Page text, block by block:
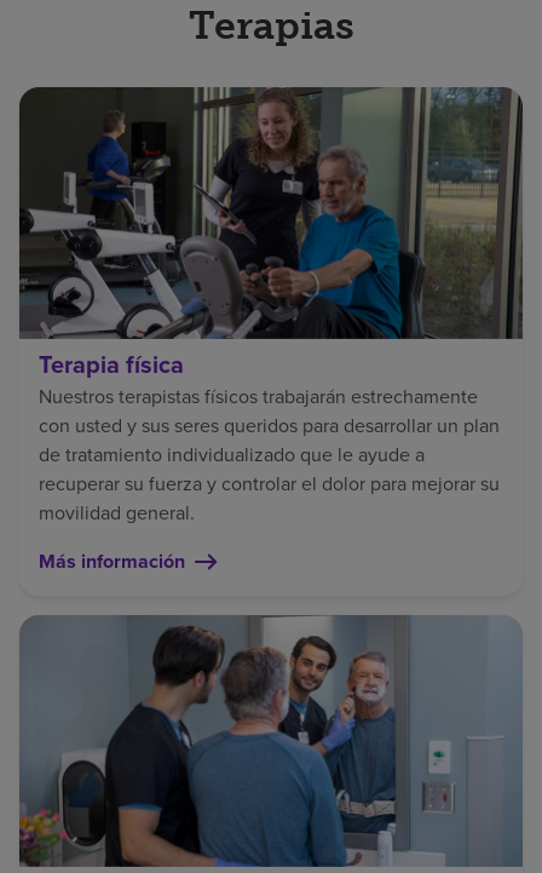
Terapias
Terapia física
Nuestros terapistas físicos trabajarán estrechamente
con usted y sus seres queridos para desarrollar un plan
de tratamiento individualizado que le ayude a
recuperar su fuerza y controlar el dolor para mejorar su
movilidad general.
Más información